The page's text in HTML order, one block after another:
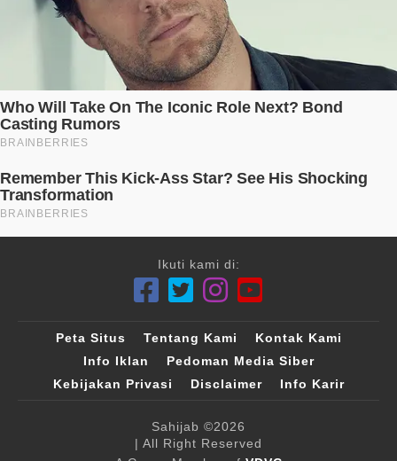
Ikuti kami di:
Peta Situs Tentang Kami
Kontak Kami
Info Iklan
Pedoman Media Siber
Kebijakan Privasi
Disclaimer Info Karir
Sahijab ©2026
| All Right Reserved